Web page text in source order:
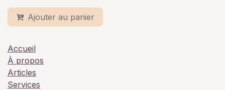
Ajouter au panier
Accueil
À propos
Articles
Services